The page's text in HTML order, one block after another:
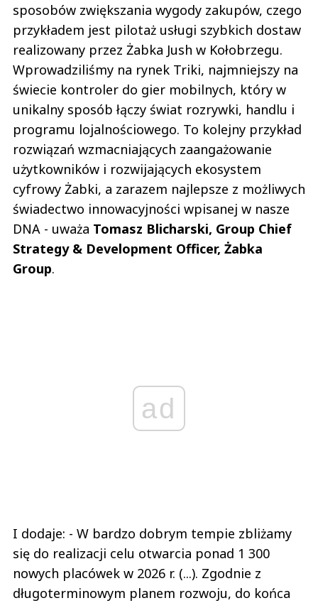
sposobów zwiększania wygody zakupów, czego
przykładem jest pilotaż usługi szybkich dostaw
realizowany przez Żabka Jush w Kołobrzegu.
Wprowadziliśmy na rynek Triki, najmniejszy na
świecie kontroler do gier mobilnych, który w
unikalny sposób łączy świat rozrywki, handlu i
programu lojalnościowego. To kolejny przykład
rozwiązań wzmacniających zaangażowanie
użytkowników i rozwijających ekosystem
cyfrowy Żabki, a zarazem najlepsze z możliwych
świadectwo innowacyjności wpisanej w nasze
DNA - uważa Tomasz Blicharski, Group Chief
Strategy & Development Officer, Żabka
Group.
ad
I dodaje: - W bardzo dobrym tempie zbliżamy
się do realizacji celu otwarcia ponad 1 300
nowych placówek w 2026 r. (...). Zgodnie z
długoterminowym planem rozwoju, do końca